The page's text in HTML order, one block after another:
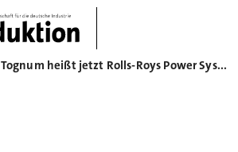
Tognum heißt jetzt Rolls-Roys Power Systems AG